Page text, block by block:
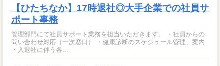
【ひたちなか】17時退社◎大手企業での社員サ
ポート事務
管理部門にて社員サポート業務を担当いただきます。 ・社員からの
問い合わせ対応（一次窓口） ・健康診断のスケジュール管理、案内
・入退社に伴う各...